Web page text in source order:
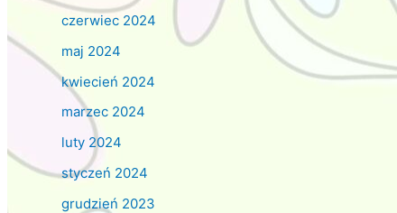
czerwiec 2024
maj 2024
kwiecień 2024
marzec 2024
luty 2024
styczeń 2024
grudzień 2023